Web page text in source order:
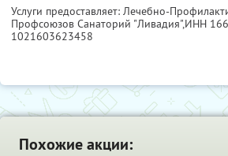
Услуги предоставляет: Лечебно-
Профсоюзов Санаторий "Ливадия",ИНН
1021603623458
Похожие акции: